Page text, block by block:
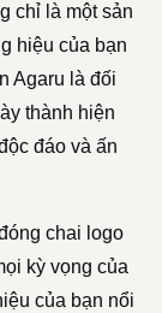
chỉ là một sản
hiệu của bạn
Agaru là đối
thành hiện
đáo và ấn
chai logo
kỳ vọng của
của bạn nổi